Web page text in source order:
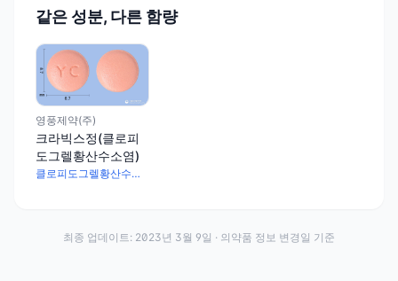
같은 성분, 다른 함량
영풍제약(주)
크라빅스정(클로피
도그렐황산수소염)
클로피도그렐황산수소염 195.75mg
최종 업데이트: 2023년 3월 9일 · 의약품 정보 변경일 기준